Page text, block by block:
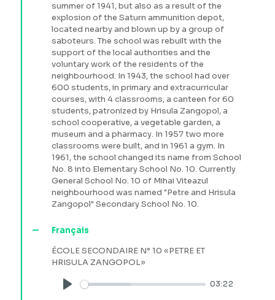
summer of 1941, but also as a result of the
explosion of the Saturn ammunition depot,
located nearby and blown up by a group of
saboteurs. The school was rebuilt with the
support of the local authorities and the
voluntary work of the residents of the
neighbourhood. In 1943, the school had over
600 students, in primary and extracurricular
courses, with 4 classrooms, a canteen for 60
students, patronized by Hrisula Zangopol, a
school cooperative, a vegetable garden, a
museum and a pharmacy. In 1957 two more
classrooms were built, and in 1961 a gym. In
1961, the school changed its name from School
No. 8 into Elementary School No. 10. Currently
General School No. 10 of Mihai Viteazul
neighbourhood was named "Petre and Hrisula
Zangopol" Secondary School No. 10.
Français
ÉCOLE SECONDAIRE N° 10 «PETRE ET
HRISULA ZANGOPOL»
Play
03:22